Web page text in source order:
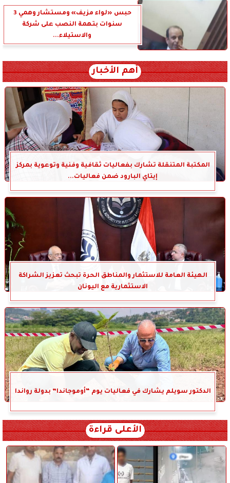
حبس «لواء مزيف» ومستشار وهمي 3
سنوات بتهمة النصب على شركة
والاستيلاء...
أهم الأخبار
المكتبة المتنقلة تشارك بفعاليات ثقافية وفنية وتوعوية بمركز
إيتاي البارود ضمن فعاليات...
الهيئة العامة للاستثمار والمناطق الحرة تبحث تعزيز الشراكة
الاستثمارية مع اليونان
الدكتور سويلم يشارك في فعاليات يوم “أوموجاندا” بدولة رواندا
الأعلى قراءة